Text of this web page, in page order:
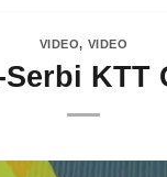
VIDEO, VIDEO
KTT